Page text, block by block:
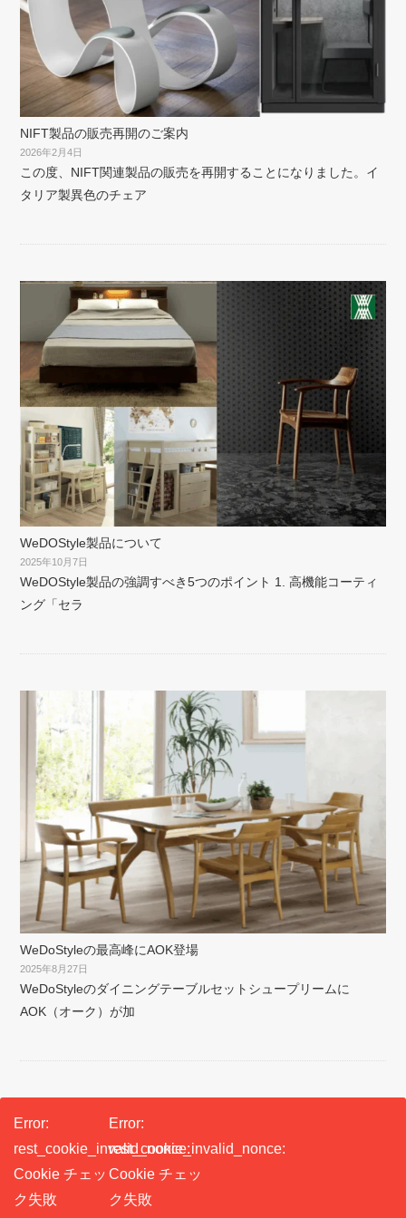
NIFT製品の販売再開のご案内
2026年2月4日
この度、NIFT関連製品の販売を再開することになりました。イ
タリア製異色のチェア
WeDOStyle製品について
2025年10月7日
WeDOStyle製品の強調すべき5つのポイント 1. 高機能コーティ
ング「セラ
WeDoStyleの最高峰にAOK登場
2025年8月27日
WeDoStyleのダイニングテーブルセットシュープリームに
AOK（オーク）が加
Error:
rest_cookie_invalid_nonce:
Cookie チェッ
ク失敗
Error:
rest_cookie_invalid_nonce:
Cookie チェッ
ク失敗